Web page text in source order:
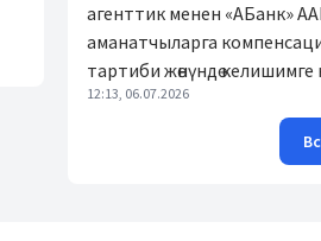
агенттик менен «АБанк»
аманатчыларга компенсация
тартиби жөнүндө
12:13, 06.07.2026